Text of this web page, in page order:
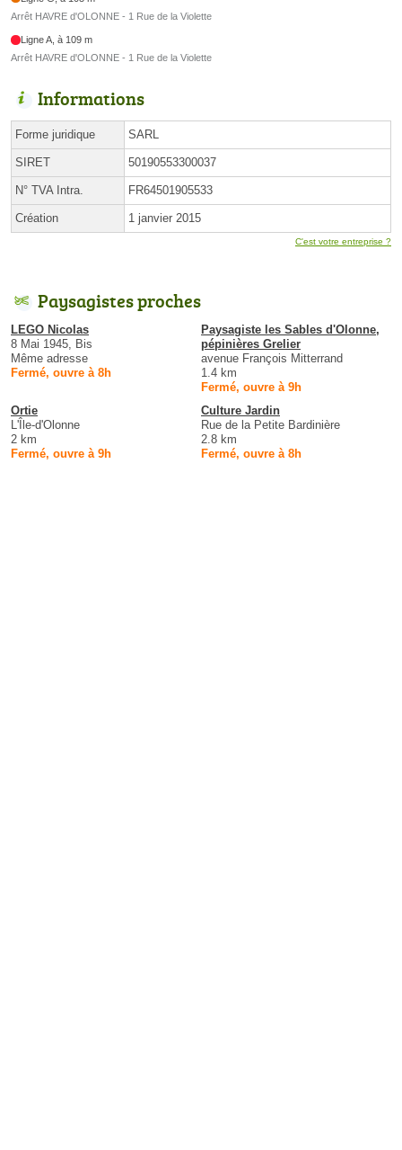
Arrêt HAVRE d'OLONNE - 1 Rue de la Violette
Ligne A, à 109 m
Arrêt HAVRE d'OLONNE - 1 Rue de la Violette
Informations
Forme juridique SARL
SIRET 50190553300037
N° TVA Intra. FR64501905533
Création 1 janvier 2015
C'est votre entreprise ?
Paysagistes proches
LEGO Nicolas
8 Mai 1945, Bis
Même adresse
Fermé, ouvre à 8h
Paysagiste les Sables d'Olonne,
pépinières Grelier
avenue François Mitterrand
1.4 km
Fermé, ouvre à 9h
Ortie
L'Île-d'Olonne
2 km
Fermé, ouvre à 9h
Culture Jardin
Rue de la Petite Bardinière
2.8 km
Fermé, ouvre à 8h